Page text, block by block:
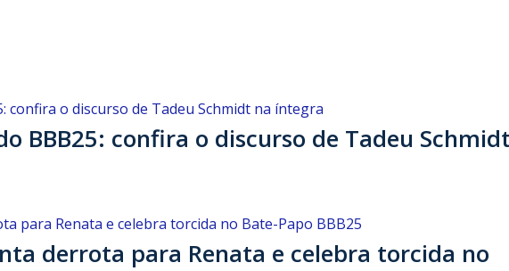
BBB25: confira o discurso de Tadeu
derrota para Renata e celebra torcida no